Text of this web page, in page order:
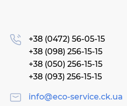
+38 (0472) 56-05-15
+38 (098) 256-15-15
+38 (050) 256-15-15
+38 (093) 256-15-15
info@eco-service.ck.ua